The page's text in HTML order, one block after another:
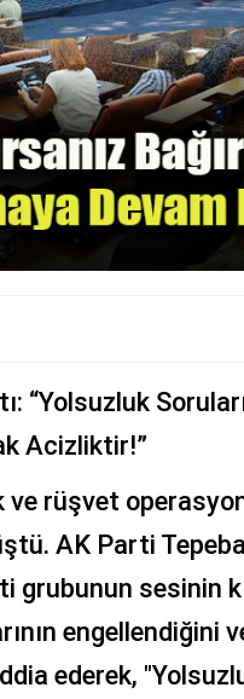
“Yolsuzluk
Acizliktir!”
ve rüşvet
AK Parti
sesinin
engellendiğini
ederek,